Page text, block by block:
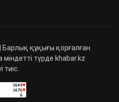
құқығы қорғалған.
түрде khabar.kz